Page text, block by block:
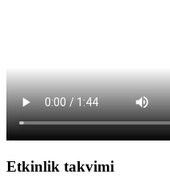
Etkinlik takvimi